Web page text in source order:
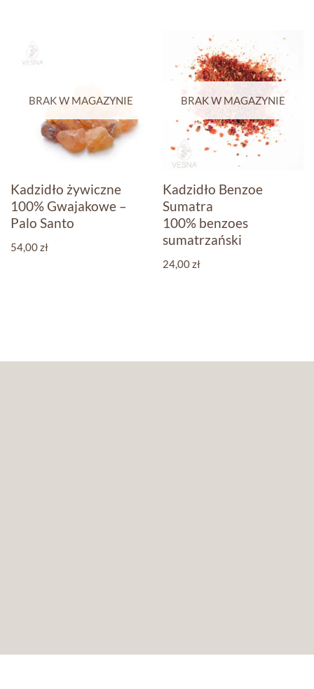
BRAK W MAGAZYNIE
Kadzidło żywiczne
100% Gwajakowe –
Palo Santo
54,00zł
BRAK W MAGAZYNIE
Kadzidło Benzoe
Sumatra
100% benzoes
sumatrzański
24,00zł